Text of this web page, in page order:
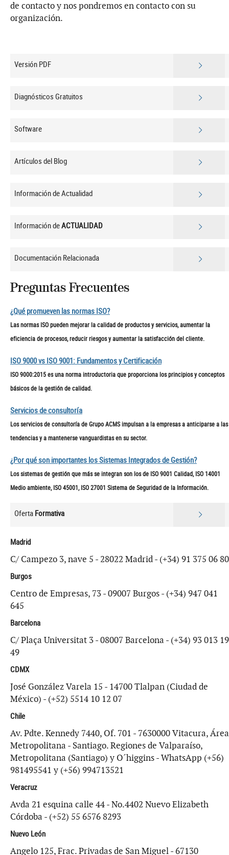
de contacto y nos pondremos en contacto con su
organización.
Versión PDF
Diagnósticos Gratuitos
Software
Artículos del Blog
Información de Actualidad
Información deACTUALIDAD
Documentación Relacionada
Preguntas Frecuentes
¿Qué promueven las normas ISO?
Las normas ISO pueden mejorar la calidad de productos y servicios, aumentar la
eficiencia de procesos, reducir riesgos y aumentar la satisfacción del cliente.
ISO 9000 vs ISO 9001: Fundamentos y Certificación
ISO 9000:2015 es una norma introductoria que proporciona los principios y conceptos
básicos de la gestión de calidad.
Servicios de consultoría
Los servicios de consultoría de Grupo ACMS impulsan a la empresas a anticiparse a las
tendencias y a mantenerse vanguardistas en su sector.
¿Por qué son importantes los Sistemas Integrados de Gestión?
Los sistemas de gestión que más se integran son los de ISO 9001 Calidad, ISO 14001
Medio ambiente, ISO 45001, ISO 27001 Sistema de Seguridad de la Información.
Oferta Formativa
Madrid
C/ Campezo 3, nave 5 - 28022 Madrid - (+34) 91 375 06 80
Burgos
Centro de Empresas, 73 - 09007 Burgos - (+34) 947 041
645
Barcelona
C/ Plaça Universitat 3 - 08007 Barcelona - (+34) 93 013 19
49
CDMX
José González Varela 15 - 14700 Tlalpan (Ciudad de
México) - (+52) 5514 10 12 07
Chile
Av. Pdte. Kennedy 7440, Of. 701 - 7630000 Vitacura, Área
Metropolitana - Santiago. Regiones de Valparaíso,
Metropolitana (Santiago) y O´higgins - WhatsApp (+56)
981495541 y (+56) 994713521
Veracruz
Avda 21 esquina calle 44 - No.4402 Nuevo Elizabeth
Córdoba - (+52) 55 6576 8293
Nuevo León
Angelo 125, Frac. Privadas de San Miguel - 67130